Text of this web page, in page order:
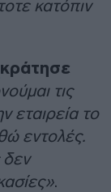
κατόπιν
κράτησε
τις
εταιρεία το
εντολές.
δεν
.